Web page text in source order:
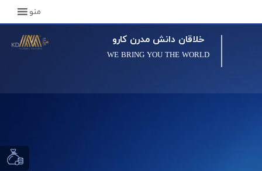
خلاقان دانش مدرن کارو
WE BRING YOU THE WORLD
منو